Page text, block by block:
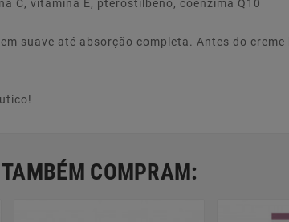
C, vitamina E, pterostilbeno, coenzima Q10
suave até absorção completa. Antes do
COMPRAM: